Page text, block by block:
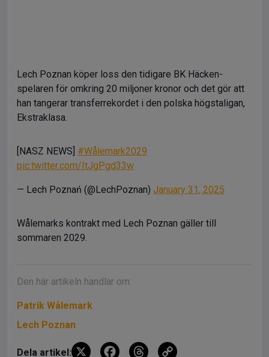
Lech Poznan köper loss den tidigare BK Häcken-
spelaren för omkring 20 miljoner kronor och det gör att
han tangerar transferrekordet i den polska högstaligan,
Ekstraklasa.
[NASZ NEWS] #Wålemark2029
pic.twitter.com/ItJgPgd33w
— Lech Poznań (@LechPoznan) January 31, 2025
Wålemarks kontrakt med Lech Poznan gäller till
sommaren 2029.
Den här artikeln handlar om:
Patrik Wålemark
Lech Poznan
Dela artikel: X
F
T